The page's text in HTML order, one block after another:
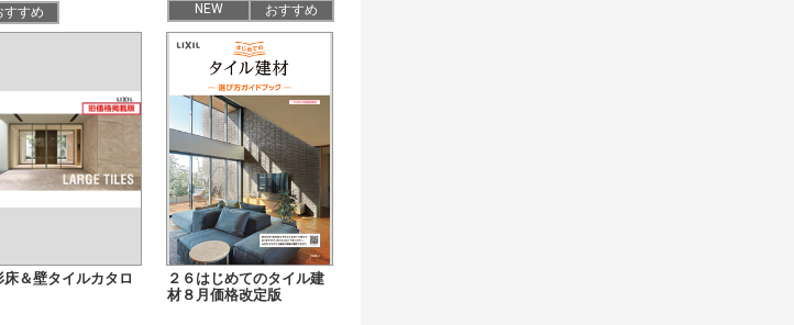
すすめ
床＆壁タイルカタロ
NEW
おすすめ
２６はじめてのタイル建
材８月価格改定版